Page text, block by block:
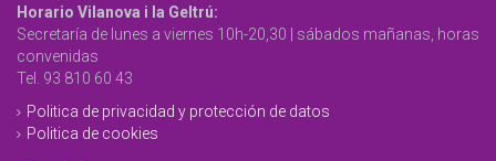
Horario Vilanova i la Geltrú:
Secretaría de lunes a viernes 10h-20,30 | sábados mañanas, horas
convenidas
Tel. 93 810 60 43
Politica de privacidad y protección de datos
Politica de cookies